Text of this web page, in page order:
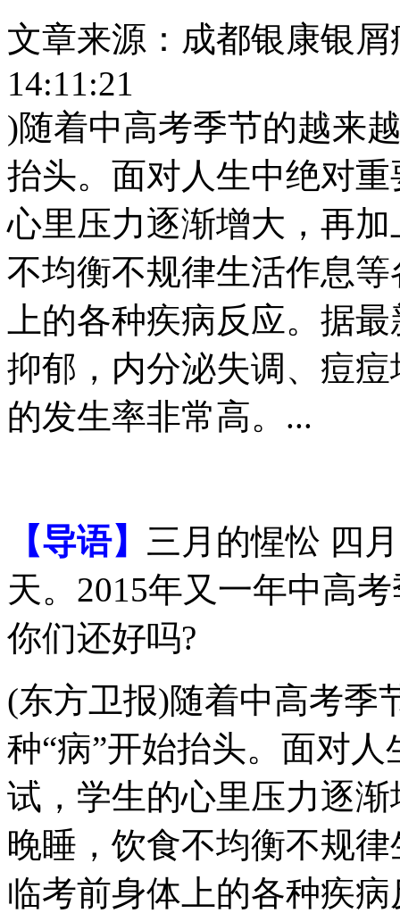
文章来源：成都银康银
14:11:21
)随着中高考季节的越来
抬头。面对人生中绝对
心里压力逐渐增大，再
不均衡不规律生活作息
上的各种疾病反应。据
抑郁，内分泌失调、痘
的发生率非常高。...
【导语】 三月的惺忪 四
天。2015年又一年中高
你们还好吗?
(东方卫报)随着中高考季
种“病”开始抬头。面对
试，学生的心里压力逐
晚睡，饮食不均衡不规
临考前身体上的各种疾